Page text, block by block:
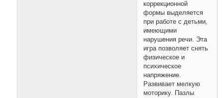
коррекционной
формы выделяется
при работе с детьми,
имеющими
нарушения речи. Эта
игра позволяет снять
физическое и
психическое
напряжение.
Развивает мелкую
моторику. Пазлы